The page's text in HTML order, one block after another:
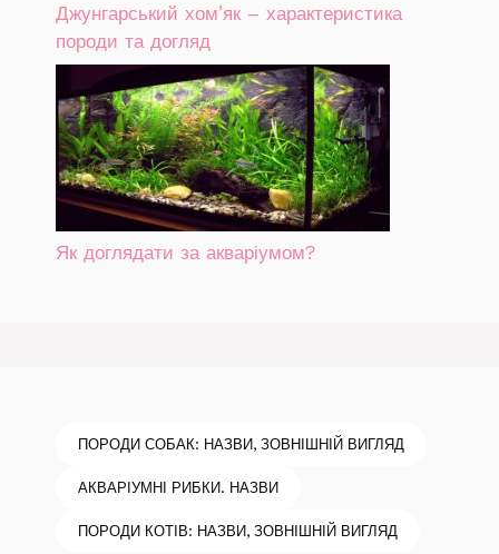
Джунгарський хом’як – характеристика
породи та догляд
Як доглядати за акваріумом?
ПОРОДИ СОБАК: НАЗВИ, ЗОВНІШНІЙ ВИГЛЯД
АКВАРІУМНІ РИБКИ. НАЗВИ
ПОРОДИ КОТІВ: НАЗВИ, ЗОВНІШНІЙ ВИГЛЯД